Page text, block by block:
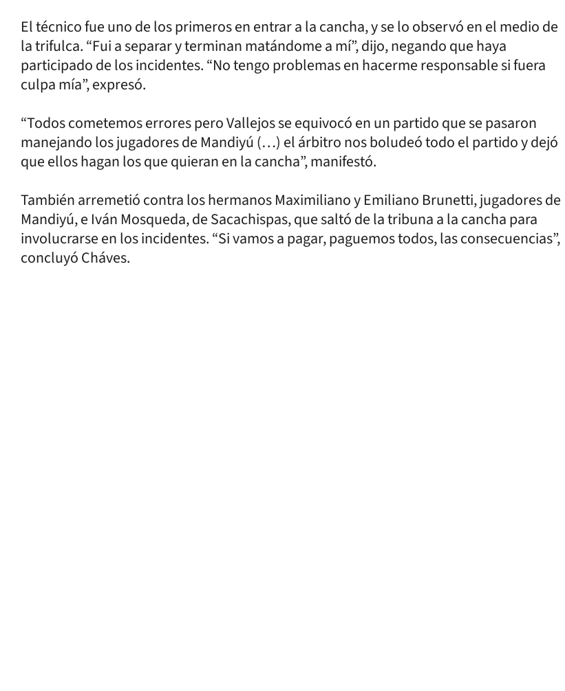
El técnico fue uno de los primeros en entrar a la cancha, y se lo observó en el medio de
la trifulca. “Fui a separar y terminan matándome a mí”, dijo, negando que haya
participado de los incidentes. “No tengo problemas en hacerme responsable si fuera
culpa mía”, expresó.
“Todos cometemos errores pero Vallejos se equivocó en un partido que se pasaron
manejando los jugadores de Mandiyú (…) el árbitro nos boludeó todo el partido y dejó
que ellos hagan los que quieran en la cancha”, manifestó.
También arremetió contra los hermanos Maximiliano y Emiliano Brunetti, jugadores de
Mandiyú, e Iván Mosqueda, de Sacachispas, que saltó de la tribuna a la cancha para
involucrarse en los incidentes. “Si vamos a pagar, paguemos todos, las consecuencias”,
concluyó Cháves.